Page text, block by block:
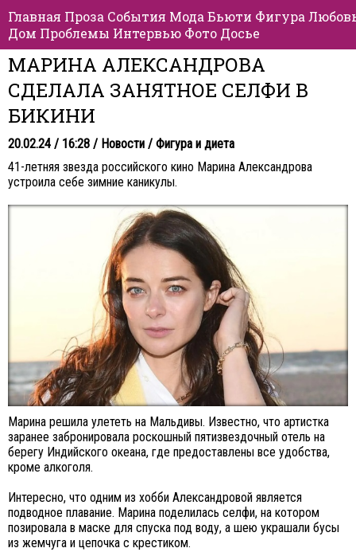
Главная Проза События Мода Бьюти Фигура
Дом Проблемы Интервью Фото Досье
МАРИНА АЛЕКСАНДРОВА
СДЕЛАЛА ЗАНЯТНОЕ СЕЛФИ В
БИКИНИ
20.02.24 / 16:28 / Новости / Фигура и диета
41-летняя звезда российского кино Марина Александрова
устроила себе зимние каникулы.
Марина решила улететь на Мальдивы. Известно, что артистка
заранее забронировала роскошный пятизвездочный отель на
берегу Индийского океана, где предоставлены все удобства,
кроме алкоголя.
Интересно, что одним из хобби Александровой является
подводное плавание. Марина поделилась селфи, на котором
позировала в маске для спуска под воду, а шею украшали бусы
из жемчуга и цепочка с крестиком.